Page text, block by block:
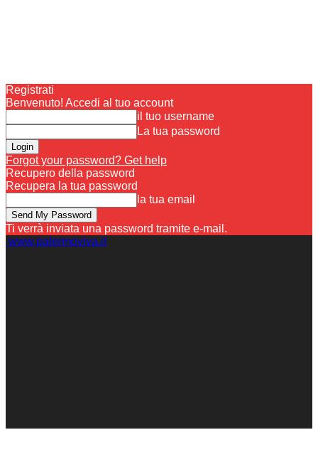
Registrati
Benvenuto! Accedi al tuo account
il tuo username
La tua password
Forgot your password? Get help
Recupero della password
Recupera la tua password
la tua email
Ti verrà inviata una password tramite e-mail.
www.palermoviva.it